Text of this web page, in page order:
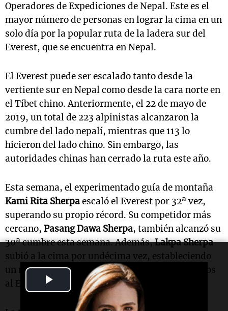
Play
Video
Operadores de Expediciones de Nepal. Este es el
mayor número de personas en lograr la cima en un
solo día por la popular ruta de la ladera sur del
Everest, que se encuentra en Nepal.
El Everest puede ser escalado tanto desde la
vertiente sur en Nepal como desde la cara norte en
el Tíbet chino. Anteriormente, el 22 de mayo de
2019, un total de 223 alpinistas alcanzaron la
cumbre del lado nepalí, mientras que 113 lo
hicieron del lado chino. Sin embargo, las
autoridades chinas han cerrado la ruta este año.
Esta semana, el experimentado guía de montaña
Kami Rita Sherpaescaló el Everest por 32ª vez,
superando su propio récord. Su competidor más
cercano, Pasang Dawa Sherpa, también alcanzó su
30ª cumbre esta semana. Además,Lakpa Sherpa
subió a la cima por undécima vez, estableciendo
un nuevo récord como la mujer con más ascensos
al Everest.